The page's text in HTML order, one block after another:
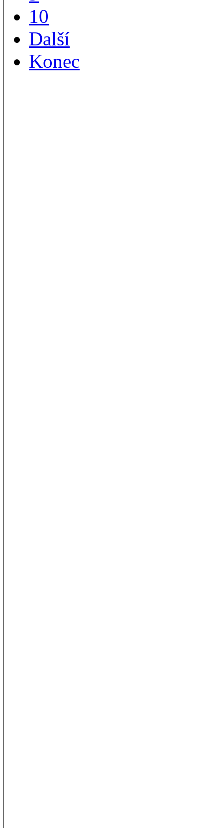
10
Další
Konec